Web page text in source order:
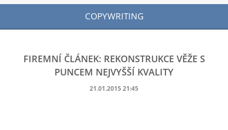
COPYWRITING
FIREMNÍ ČLÁNEK: REKONSTRUKCE VĚŽE S
PUNCEM NEJVYŠŠÍ KVALITY
21.01.2015 21:45